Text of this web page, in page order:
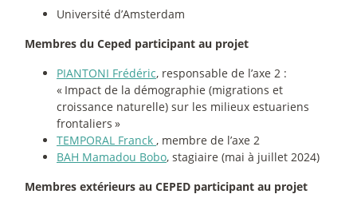
Université d’Amsterdam
Membres du Ceped participant au projet
PIANTONI Frédéric, responsable de l’axe 2 :
« Impact de la démographie (migrations et
croissance naturelle) sur les milieux estuariens
frontaliers »
TEMPORAL Franck , membre de l’axe 2
BAH Mamadou Bobo, stagiaire (mai à juillet 2024)
Membres extérieurs au CEPED participant au projet